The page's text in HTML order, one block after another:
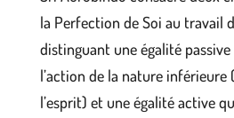
la Perfection de Soi au travail
distinguant une égalité
l’action de la nature inférieure
l’esprit) et une égalité active